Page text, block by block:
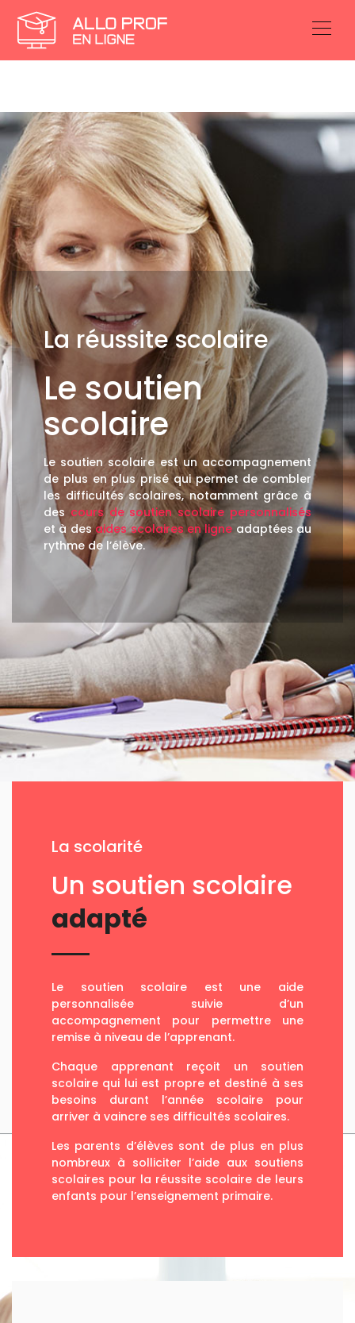
La réussite scolaire
Le soutien
scolaire
Le soutien scolaire est un accompagnement
de plus en plus prisé qui permet de combler
les difficultés scolaires, notamment grâce à
descours de soutien scolaire personnalisés
et à desaides scolaires en ligne adaptées au
rythme de l’élève.
La scolarité
Un soutien scolaire
adapté
Le soutien scolaire est une aide
personnalisée suivie d’un
accompagnement pour permettre une
remise à niveau de l’apprenant.
Chaque apprenant reçoit un soutien
scolaire qui lui est propre et destiné à ses
besoins durant l’année scolaire pour
arriver à vaincre ses difficultés scolaires.
Les parents d’élèves sont de plus en plus
nombreux à solliciter l’aide aux soutiens
scolaires pour la réussite scolaire de leurs
enfants pour l’enseignement primaire.